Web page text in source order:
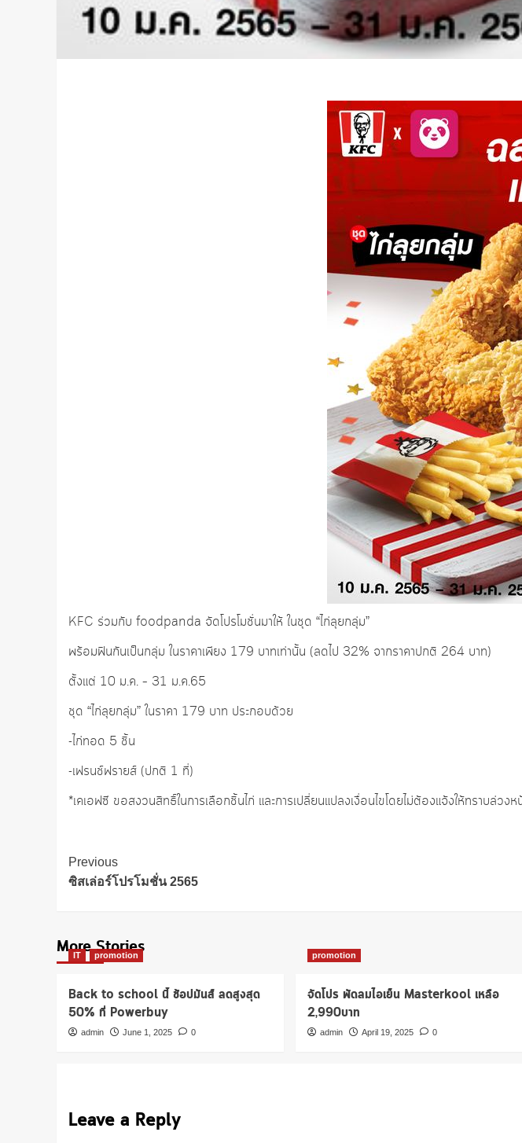
KFC ร่วมกับ foodpanda จัดโปรโมชั่นมาให้ ในชุด “ไก่ลุยกลุ่ม”
พร้อมฟินกันเป็นกลุ่ม ในราคาเพียง 179 บาทเท่านั้น (ลดไป 32% จากราคาปกติ 264 บาท)
ตั้งแต่ 10 ม.ค. – 31 ม.ค.65
ชุด “ไก่ลุยกลุ่ม” ในราคา 179 บาท ประกอบด้วย
-ไก่ทอด 5 ชิ้น
-เฟรนช์ฟรายส์ (ปกติ 1 ที่)
*เคเอฟซี ขอสงวนสิทธิ์ในการเลือกชิ้นไก่ และการเปลี่ยนแปลงเงื่อนไขโดยไม่ต้องแจ้งให้ทราบล่วงห
Post
Navigation
Previous
ซิสเล่อร์โปรโมชั่น 2565
More Stories
IT promotion
Back to school นี้ ช้อปมันส์ ลดสูงสุด
50% ที่ Powerbuy
admin June 1, 2025 0
promotion
จัดโปร พัดลมไอเย็น Masterkool เหลือ
2,990บาท
admin April 19, 2025 0
Leave a Reply